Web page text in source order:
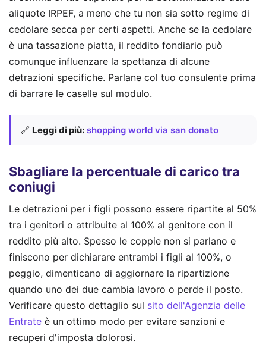
aliquote IRPEF, a meno che tu non sia sotto regime di
cedolare secca per certi aspetti. Anche se la cedolare
è una tassazione piatta, il reddito fondiario può
comunque influenzare la spettanza di alcune
detrazioni specifiche. Parlane col tuo consulente prima
di barrare le caselle sul modulo.
🔗 Leggi di più: shopping world via san donato
Sbagliare la percentuale di carico tra
coniugi
Le detrazioni per i figli possono essere ripartite al 50%
tra i genitori o attribuite al 100% al genitore con il
reddito più alto. Spesso le coppie non si parlano e
finiscono per dichiarare entrambi i figli al 100%, o
peggio, dimenticano di aggiornare la ripartizione
quando uno dei due cambia lavoro o perde il posto.
Verificare questo dettaglio sul sito dell'Agenzia delle
Entrate è un ottimo modo per evitare sanzioni e
recuperi d'imposta dolorosi.